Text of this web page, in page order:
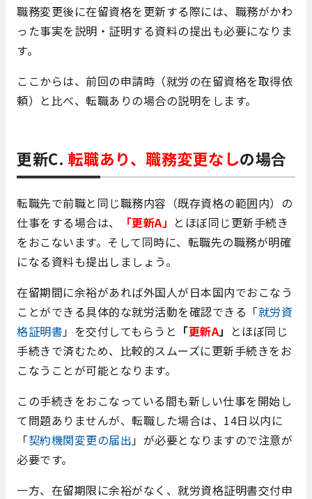
職務変更後に在留資格を更新する際には、職務がかわ
った事実を説明・証明する資料の提出も必要になりま
す。
ここからは、前回の申請時（就労の在留資格を取得依
頼）と比べ、転職ありの場合の説明をします。
更新C. 転職あり、職務変更なしの場合
転職先で前職と同じ職務内容（既存資格の範囲内）の
仕事をする場合は、
「更新A」 とほぼ同じ更新手続き
をおこないます。そして同時に、転職先の職務が明確
になる資料も提出しましょう。
在留期間に余裕があれば外国人が日本国内でおこなう
ことができる具体的な就労活動を確認できる「就労資
格証明書 」を交付してもらうと 「更新A」 とほぼ同じ
手続きで済むため、比較的スムーズに更新手続きをお
こなうことが可能となります。
この手続きをおこなっている間も新しい仕事を開始し
て問題ありませんが、転職した場合は、14日以内に
「契約機関変更の届出 」が必要となりますので注意が
必要です。
一方、在留期限に余裕がなく、就労資格証明書交付申